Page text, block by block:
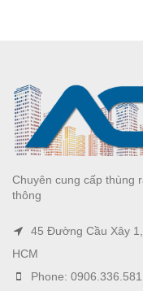
Chuyên cung cấp thùng
thông
45 Đường Cầu Xây
HCM
Phone: 0906.336.581